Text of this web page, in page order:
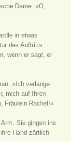
Dame. »O,
in etwas
des Auftritts
wenn er sagt , er
»Ich verlange
mich auf Ihren
Fräulein Rachel!«
Sie gingen ins
Hand zärtlich